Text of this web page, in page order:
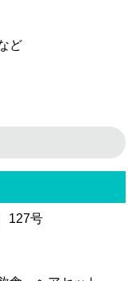
ど
127号